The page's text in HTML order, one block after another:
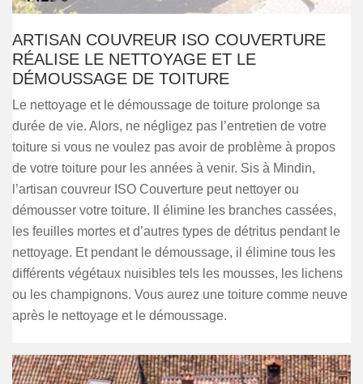
ARTISAN COUVREUR ISO COUVERTURE
RÉALISE LE NETTOYAGE ET LE
DÉMOUSSAGE DE TOITURE
Le nettoyage et le démoussage de toiture prolonge sa
durée de vie. Alors, ne négligez pas l’entretien de votre
toiture si vous ne voulez pas avoir de problème à propos
de votre toiture pour les années à venir. Sis à Mindin,
l’artisan couvreur ISO Couverture peut nettoyer ou
démousser votre toiture. Il élimine les branches cassées,
les feuilles mortes et d’autres types de détritus pendant le
nettoyage. Et pendant le démoussage, il élimine tous les
différents végétaux nuisibles tels les mousses, les lichens
ou les champignons. Vous aurez une toiture comme neuve
après le nettoyage et le démoussage.